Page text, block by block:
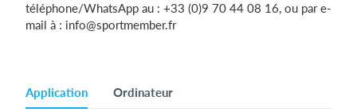
téléphone/WhatsApp au : +33 (0)9 70 44 08 16, ou par e-
mail à : info@sportmember.fr
Application Ordinateur